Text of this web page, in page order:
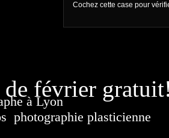
Cochez cette case pour
février
à LyonFrance. Banque
photographie plasticienne